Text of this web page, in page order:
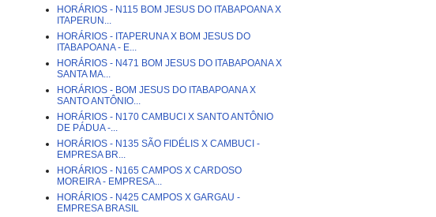
HORÁRIOS - N115 BOM JESUS DO ITABAPOANA X
ITAPERUN...
HORÁRIOS - ITAPERUNA X BOM JESUS DO
ITABAPOANA - E...
HORÁRIOS - N471 BOM JESUS DO ITABAPOANA X
SANTA MA...
HORÁRIOS - BOM JESUS DO ITABAPOANA X
SANTO ANTÔNIO...
HORÁRIOS - N170 CAMBUCI X SANTO ANTÔNIO
DE PÁDUA -...
HORÁRIOS - N135 SÃO FIDÉLIS X CAMBUCI -
EMPRESA BR...
HORÁRIOS - N165 CAMPOS X CARDOSO
MOREIRA - EMPRESA...
HORÁRIOS - N425 CAMPOS X GARGAU -
EMPRESA BRASIL